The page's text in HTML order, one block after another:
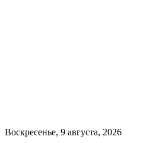
Воскресенье, 9 августа, 2026